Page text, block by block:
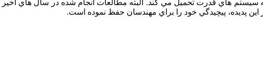
هاي قدرت تحميل مي كند. البته مطالعات انجام شده در سال هاي اخير تا
پديده، پيچيدگي خود را براي مهندسان حفظ نموده است.